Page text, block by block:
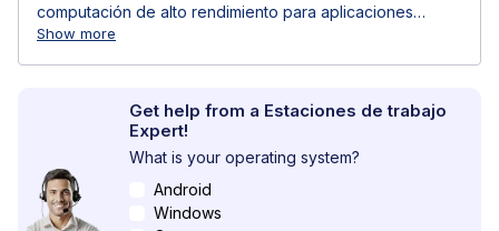
computación de alto rendimiento para aplicaciones
profesionales exigentes. Diseñadas para ingeniería,
Show more
Get help from a Estaciones de trabajo
Expert!
What is your operating system?
Android
Windows